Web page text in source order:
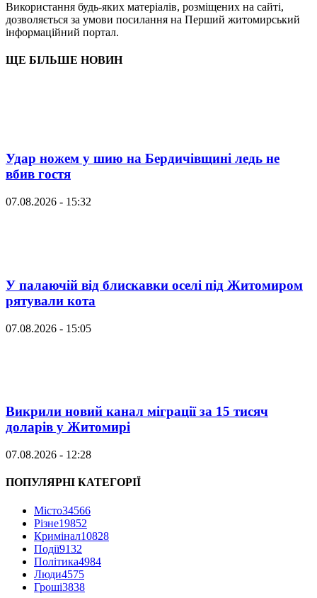
Використання будь-яких матеріалів, розміщених на сайті,
дозволяється за умови посилання на Перший житомирський
інформаційний портал.
ЩЕ БІЛЬШЕ НОВИН
Удар ножем у шию на Бердичівщині ледь не
вбив гостя
07.08.2026 - 15:32
У палаючій від блискавки оселі під Житомиром
рятували кота
07.08.2026 - 15:05
Викрили новий канал міграції за 15 тисяч
доларів у Житомирі
07.08.2026 - 12:28
ПОПУЛЯРНІ КАТЕГОРІЇ
Місто34566
Різне19852
Кримінал10828
Події9132
Політика4984
Люди4575
Гроші3838